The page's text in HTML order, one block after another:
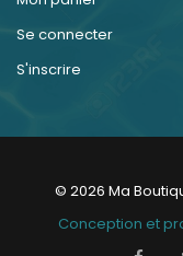
Se connecter
S'inscrire
© 2026 Ma
Conception et